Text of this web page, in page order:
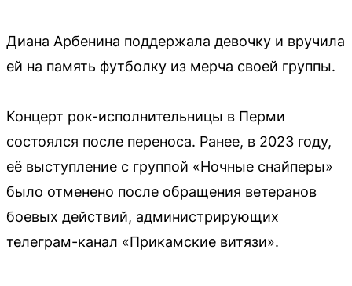
Диана Арбенина поддержала девочку и вручила
ей на память футболку из мерча своей группы.
Концерт рок-исполнительницы в Перми
состоялся после переноса. Ранее, в 2023 году,
её выступление с группой «Ночные снайперы»
было отменено после обращения ветеранов
боевых действий, администрирующих
телеграм-канал «Прикамские витязи».